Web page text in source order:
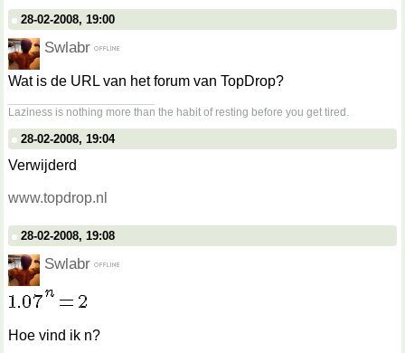
28-02-2008, 19:00
Swlabr
Wat is de URL van het forum van TopDrop?
Laziness is nothing more than the habit of resting before you get tired.
28-02-2008, 19:04
Verwijderd
www.topdrop.nl
28-02-2008, 19:08
Swlabr
Hoe vind ik n?